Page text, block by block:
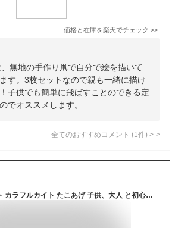
価格と在庫を楽天でチェック >>
無地の手作り凧で自分で絵を描いて
す。3枚セットなので親も一緒に描け
子供でも簡単に飛ばすことのできる定
でオススメします。
全てのおすすめコメント (1 件) >
カイト 凧 デルタカイト カラフルカイト たこあげ 子供、大人 と初心者のための凧 三角凧 凧揚げ 微風で揚がる 緑野